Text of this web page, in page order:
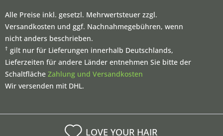
Alle Preise inkl. gesetzl. Mehrwertsteuer zzgl.
Versandkosten und ggf. Nachnahmegebühren, wenn
nicht anders beschrieben.
† gilt nur für Lieferungen innerhalb Deutschlands,
Lieferzeiten für andere Länder entnehmen Sie bitte der
Schaltfläche Zahlung und Versandkosten
Wir versenden mit DHL.
LOVE YOUR HAIR